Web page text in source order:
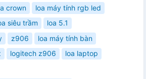
crown
loa máy tính rgb led
siêu trầm
loa 5.1
z906
loa máy tính bàn
logitech z906
loa laptop